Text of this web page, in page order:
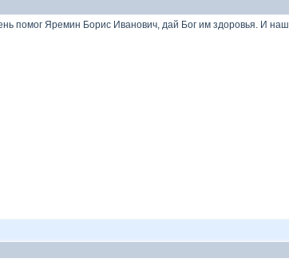
помог Яремин Борис Иванович, дай Бог им здоровья. И